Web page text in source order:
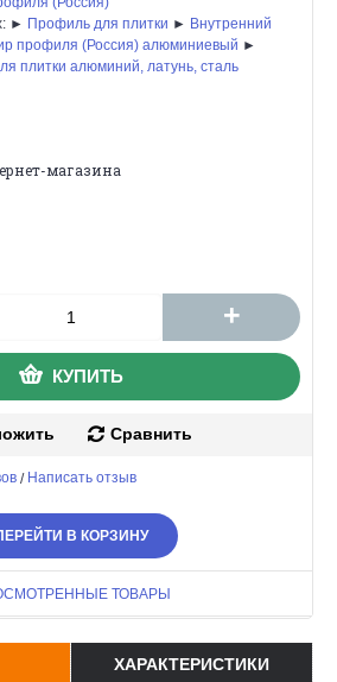
► Профиль для плитки ► Внутренний
профиля (Россия) алюминиевый ►
плитки алюминий, латунь, сталь
магазина
+
КУПИТЬ
Сравнить
/ Написать отзыв
В КОРЗИНУ
ТОВАРЫ
ХАРАКТЕРИСТИКИ